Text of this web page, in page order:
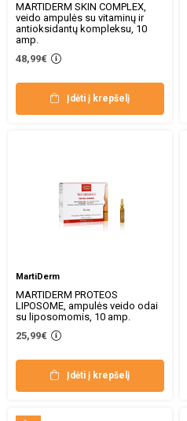
MARTIDERM SKIN COMPLEX,
veido ampulės su vitaminų ir
antioksidantų kompleksu, 10
amp.
48,99€
Įdėti į krepšelį
MartiDerm
MARTIDERM PROTEOS
LIPOSOME, ampulės veido odai
su liposomomis, 10 amp.
25,99€
Įdėti į krepšelį